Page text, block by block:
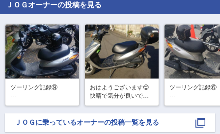
ＪＯＧオーナーの投稿を見る
ツーリング記録⑨
気が違いますね✨
おはようございます😊
快晴で気分が良いです✨
今日も快適にツーキン
グ行ってきます🏍💨
ツーリング記録⑥
たバイク弁当が祭
響で販売してなか
ＪＯＧ に乗っているオーナーの投稿一覧を見る